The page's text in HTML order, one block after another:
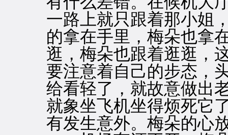
一路上就只跟着那小姐
的拿在手里，梅朵也拿
逛，梅朵也跟着逛逛，
要注意着自己的步态，
给看轻了，就故意做出
就象坐飞机坐得烦死它
有发生意外。梅朵的心